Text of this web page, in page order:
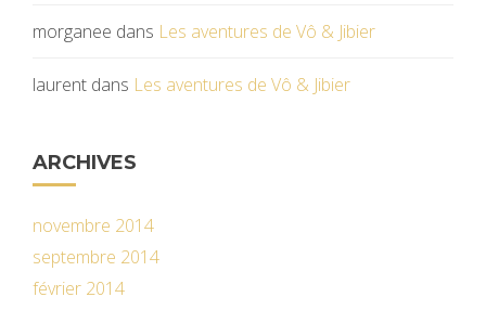
morganee dans Les aventures de Vô & Jibier
laurent dans Les aventures de Vô & Jibier
ARCHIVES
novembre 2014
septembre 2014
février 2014